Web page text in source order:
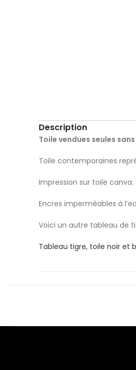
Description
Toile vendues seules
Toile contemporaines
Impression sur toile
Encres imperméables à
Voici un autre tableau de
Tableau tigre, toile noir et